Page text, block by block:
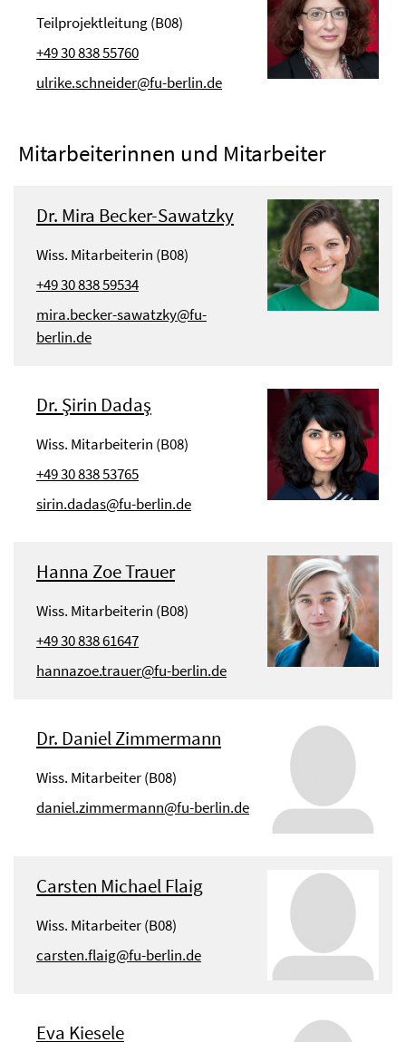
Teilprojektleitung (B08)
+49 30 838 55760
ulrike.schneider@fu-berlin.de
Mitarbeiterinnen und Mitarbeiter
Dr. Mira Becker-Sawatzky
Wiss. Mitarbeiterin (B08)
+49 30 838 59534
mira.becker-sawatzky@fu-
berlin.de
Dr. Şirin Dadaş
Wiss. Mitarbeiterin (B08)
+49 30 838 53765
sirin.dadas@fu-berlin.de
Hanna Zoe Trauer
Wiss. Mitarbeiterin (B08)
+49 30 838 61647
hannazoe.trauer@fu-berlin.de
Dr. Daniel Zimmermann
Wiss. Mitarbeiter (B08)
daniel.zimmermann@fu-berlin.de
Carsten Michael Flaig
Wiss. Mitarbeiter (B08)
carsten.flaig@fu-berlin.de
Eva Kiesele